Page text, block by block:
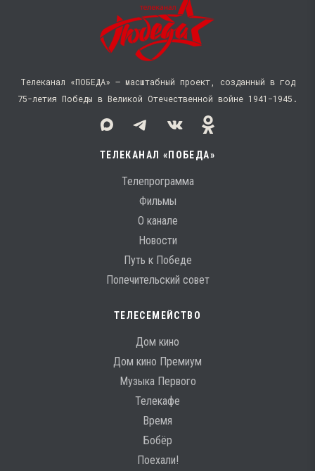
Телеканал «ПОБЕДА» — масштабный проект, созданный в год
75-летия Победы в Великой Отечественной войне 1941−1945.
ТЕЛЕКАНАЛ «ПОБЕДА»
Телепрограмма
Фильмы
О канале
Новости
Путь к Победе
Попечительский совет
ТЕЛЕСЕМЕЙСТВО
Дом кино
Дом кино Премиум
Музыка Первого
Телекафе
Время
Бобёр
Поехали!